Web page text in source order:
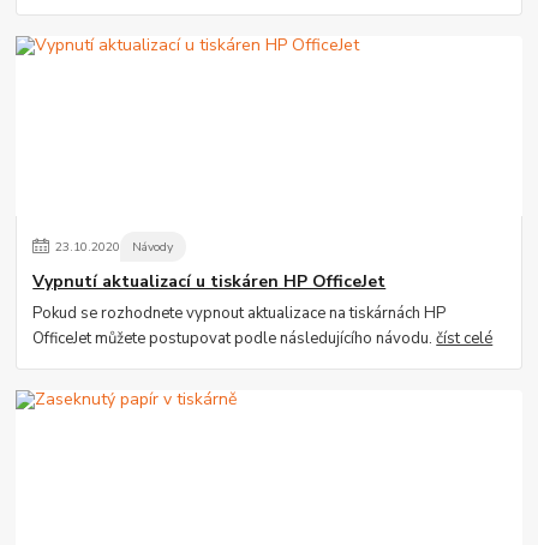
23.10.2020 Návody
Vypnutí aktualizací u tiskáren HP OfficeJet
Pokud se rozhodnete vypnout aktualizace na tiskárnách HP
OfficeJet můžete postupovat podle následujícího návodu.číst celé